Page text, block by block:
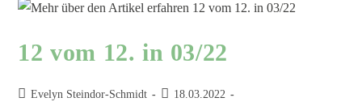
12 vom 12. in 03/22
Evelyn Steindor-Schmidt
18.03.2022